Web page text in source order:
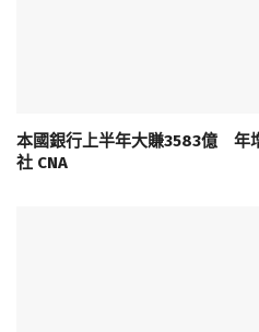
本國銀行上半年大賺3583億 年
社 CNA